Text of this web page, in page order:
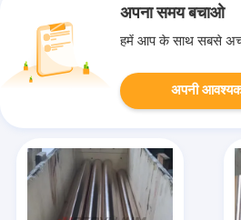
अपना समय बचाओ
हमें आप के साथ सबसे
अपनी